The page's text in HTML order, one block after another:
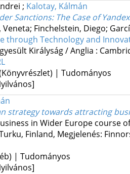
; Kalotay, Kálmán
Sanctions: The Case of Yandex
Veneta; Finchelstein, Diego;
through Technology and
Királyság / Anglia :
| Tudományos
strategy towards attracting
in Wider Europe course
Finland, Megjelenés:
| Tudományos